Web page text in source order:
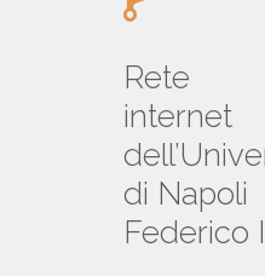
Rete
internet
di Napoli
Federico